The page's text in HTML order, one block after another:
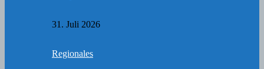
31. Juli 2026
Regionales